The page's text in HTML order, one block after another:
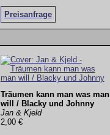
Preisanfrage
Träumen kann man was man
will / Blacky und Johnny
Jan & Kjeld
2,00 €